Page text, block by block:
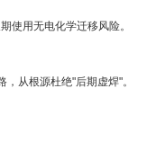
使用无电化学迁移风险。
从根源杜绝"后期虚焊"。